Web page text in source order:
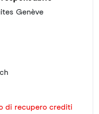
Genève
di recupero crediti